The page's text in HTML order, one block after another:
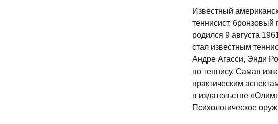
Известный
теннисист,
родился 9 августа
стал известным
Андре Агасси, Энди
по теннису. Самая
практическим
в издательстве
Психологическое